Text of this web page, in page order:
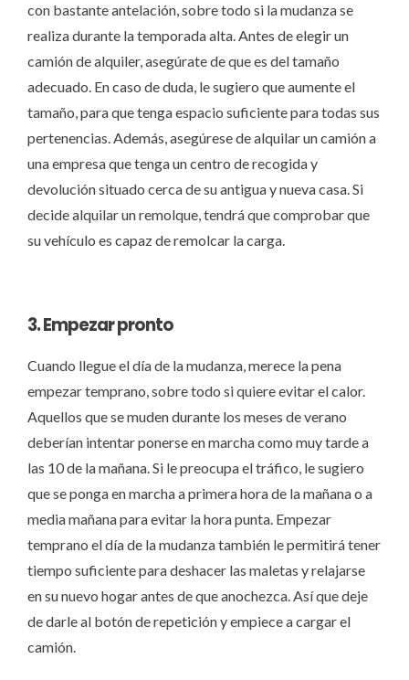
con bastante antelación, sobre todo si la mudanza se
realiza durante la temporada alta. Antes de elegir un
camión de alquiler, asegúrate de que es del tamaño
adecuado. En caso de duda, le sugiero que aumente el
tamaño, para que tenga espacio suficiente para todas sus
pertenencias. Además, asegúrese de alquilar un camión a
una empresa que tenga un centro de recogida y
devolución situado cerca de su antigua y nueva casa. Si
decide alquilar un remolque, tendrá que comprobar que
su vehículo es capaz de remolcar la carga.
3. Empezar pronto
Cuando llegue el día de la mudanza, merece la pena
empezar temprano, sobre todo si quiere evitar el calor.
Aquellos que se muden durante los meses de verano
deberían intentar ponerse en marcha como muy tarde a
las 10 de la mañana. Si le preocupa el tráfico, le sugiero
que se ponga en marcha a primera hora de la mañana o a
media mañana para evitar la hora punta. Empezar
temprano el día de la mudanza también le permitirá tener
tiempo suficiente para deshacer las maletas y relajarse
en su nuevo hogar antes de que anochezca. Así que deje
de darle al botón de repetición y empiece a cargar el
camión.